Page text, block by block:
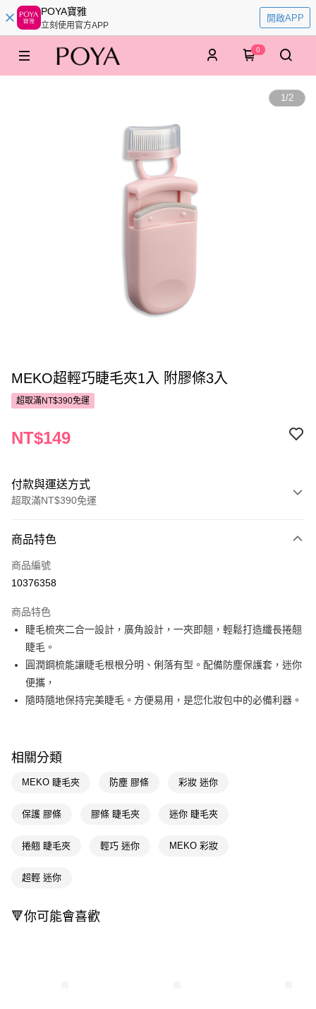
POYA寶雅
立刻使用官方APP
開啟APP
0
1/2
MEKO超輕巧睫毛夾1入 附膠條3入
超取滿NT$390免運
NT$149
付款與運送方式
超取滿NT$390免運
POYA支付
信用卡一次付款
LINE Pay
Apple Pay
街口支付
悠遊付
AFTEE先享後付
【關於「AFTEE先享後付」】
便利好安心！
２．便利：只要手機號碼，簡訊認證，即可結帳。
３．安心：先確認商品／服務後，再付款。
【「AFTEE先享後付」結帳流程】
２．訂單成立數日內，您將收到繳費通知簡訊。
每筆NT$65，滿NT$390(含以上)免運費
每筆NT$65，滿NT$390(含以上)免運費
商品特色
商品編號
10376358
商品特色
睫毛梳夾二合一設計，廣角設計，一夾即翹，輕鬆打造纖長捲翹
睫毛。
圓潤鋼梳能讓睫毛根根分明、俐落有型。配備防塵保護套，迷你
便攜，
隨時隨地保持完美睫毛。方便易用，是您化妝包中的必備利器。
相關分類
MEKO 睫毛夾 防塵 膠條 彩妝 迷你
保護 膠條 膠條 睫毛夾 迷你 睫毛夾
捲翹 睫毛夾 輕巧 迷你 MEKO 彩妝
超輕 迷你
🔻你可能會喜歡